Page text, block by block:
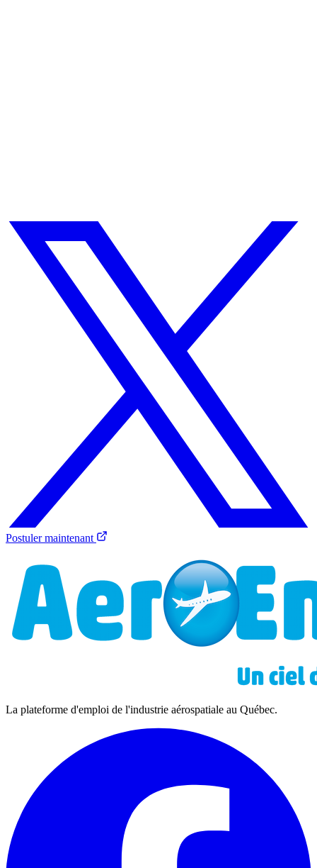
Postuler maintenant
La plateforme d'emploi de l'industrie aérospatiale au Québec.